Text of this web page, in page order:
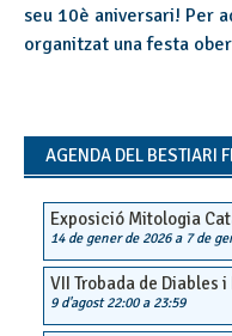
seu 10è aniversari! Per
organitzat una festa
AGENDA DEL BESTIARI
Exposició Mitologia
14 de gener de 2026a 7 de
VII Trobada de Diables
9 d'agost 22:00a 23:59